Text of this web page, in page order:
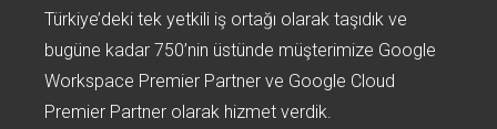
Türkiye’deki tek yetkili iş ortağı olarak taşıdık ve
bugüne kadar 750’nin üstünde müşterimize Google
Workspace Premier Partner ve Google Cloud
Premier Partner olarak hizmet verdik.